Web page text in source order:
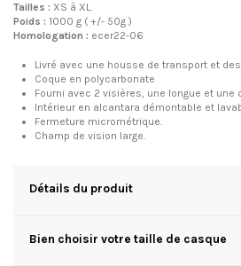
Tailles : XS à XL.
Poids : 1000 g ( +/- 50g )
Homologation : ecer22-06
Livré avec une housse de transport et
Coque en polycarbonate
Fourni avec 2 visières, une longue et une
Intérieur en alcantara démontable et
Fermeture micrométrique.
Champ de vision large.
Détails du produit
Bien choisir votre taille de casque